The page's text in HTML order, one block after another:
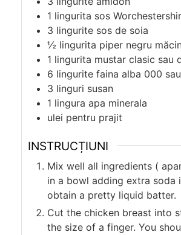
1 lingurita sos
3 lingurite sos de soia
½ lingurita piper negru
1 lingurita mustar clasic sau
6 lingurite faina alba 000
3 linguri susan
1 lingura apa minerala
ulei pentru prajit
INSTRUCȚIUNI
Mix well all ingredients (
in a bowl adding extra soda
obtain a pretty liquid batter.
Cut the chicken breast into
the size of a finger. You